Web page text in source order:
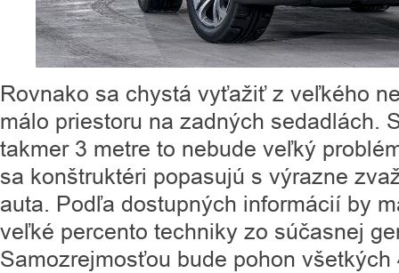
Rovnako sa chystá vyťažiť z veľkého
málo priestoru na zadných sedadlách.
takmer 3 metre to nebude veľký
sa konštruktéri popasujú s výrazne
auta. Podľa dostupných informácií by
veľké percento techniky zo súčasnej
Samozrejmosťou bude pohon